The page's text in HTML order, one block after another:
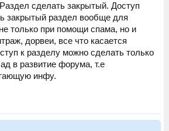
сделать закрытый. Доступ
закрытый раздел вообще для
только при помощи спама, но и
дорвеи, все что касается
к разделу можно сделать только
в развитие форума, т.е
инфу.